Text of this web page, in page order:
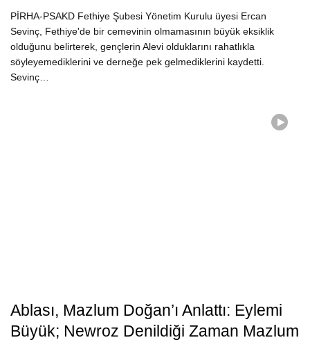
PİRHA-PSAKD Fethiye Şubesi Yönetim Kurulu üyesi Ercan
Sevinç, Fethiye'de bir cemevinin olmamasının büyük eksiklik
olduğunu belirterek, gençlerin Alevi olduklarını rahatlıkla
söyleyemediklerini ve derneğe pek gelmediklerini kaydetti.
Sevinç…
Ablası, Mazlum Doğan’ı Anlattı: Eylemi
Büyük; Newroz Denildiği Zaman Mazlum